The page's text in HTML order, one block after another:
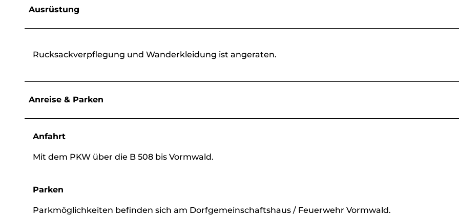
Ausrüstung
Rucksackverpflegung und Wanderkleidung ist angeraten.
Anreise & Parken
Anfahrt
Mit dem PKW über die B 508 bis Vormwald.
Parken
Parkmöglichkeiten befinden sich am Dorfgemeinschaftshaus / Feuerwehr Vormwald.